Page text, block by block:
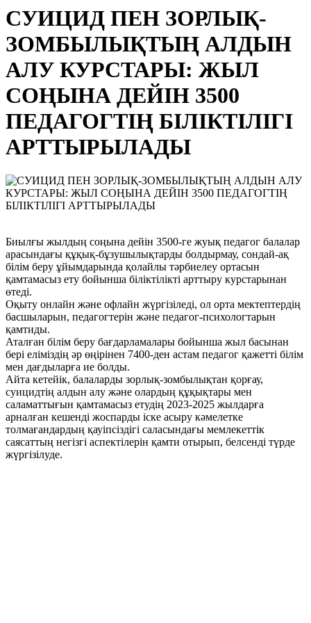
СУИЦИД ПЕН ЗОРЛЫҚ-
ЗОМБЫЛЫҚТЫҢ АЛДЫН
АЛУ КУРСТАРЫ: ЖЫЛ
СОҢЫНА ДЕЙІН 3500
ПЕДАГОГТІҢ БІЛІКТІЛІГІ
АРТТЫРЫЛАДЫ
Биылғы жылдың соңына дейін 3500-ге жуық педагог балалар
арасындағы құқық-бұзушылықтарды болдырмау, сондай-ақ
білім беру ұйымдарында қолайлы тәрбиелеу ортасын
қамтамасыз ету бойынша біліктілікті арттыру курстарынан
өтеді.
Оқыту онлайн және офлайн жүргізіледі, ол орта мектептердің
басшыларын, педагогтерін және педагог-психологтарын
қамтиды.
Аталған білім беру бағдарламалары бойынша жыл басынан
бері еліміздің әр өңірінен 7400-ден астам педагог қажетті білім
мен дағдыларға ие болды.
Айта кетейік, балаларды зорлық-зомбылықтан қорғау,
суицидтің алдын алу және олардың құқықтары мен
саламаттығын қамтамасыз етудің 2023-2025 жылдарға
арналған кешенді жоспарды іске асыру кәмелетке
толмағандардың қауіпсіздігі саласындағы мемлекеттік
саясаттың негізгі аспектілерін қамти отырып, белсенді түрде
жүргізілуде.